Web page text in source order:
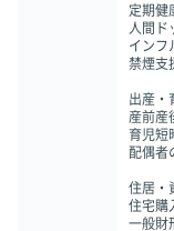
定期健
人間ド
インフ
禁煙支
出産・
産前産
育児短
配偶者
住居・
住宅購
一般財